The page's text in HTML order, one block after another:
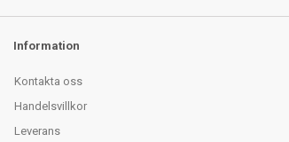
Information
Kontakta oss
Handelsvillkor
Leverans